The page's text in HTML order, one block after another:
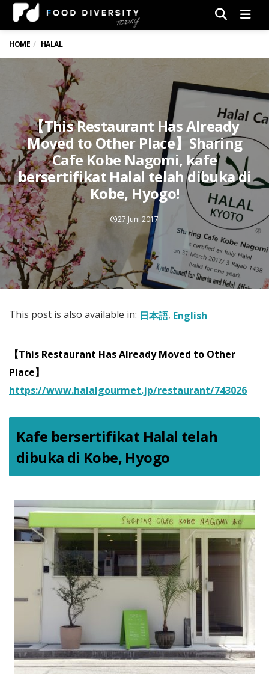
HOME HALAL
【This Restaurant Has Already
Moved to Other Place】Sharing
Cafe Kobe Nagomi, kafe
bersertifikat Halal telah dibuka di
Kobe, Hyogo!
27 Juni 2017
This post is also available in: 日本語 English
【This Restaurant Has Already Moved to Other
Place】
https://www.halalgourmet.jp/restaurant/743026
Kafe bersertifikat Halal telah
dibuka di Kobe, Hyogo